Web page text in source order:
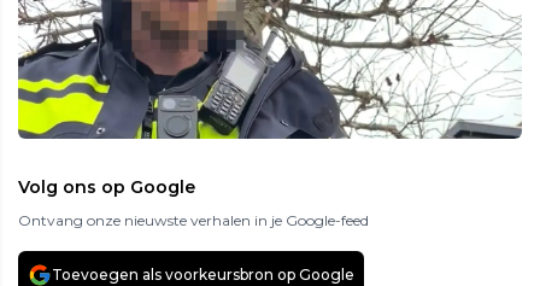
Volg ons op Google
Ontvang onze nieuwste verhalen in je Google-feed
Toevoegen als voorkeursbron op Google